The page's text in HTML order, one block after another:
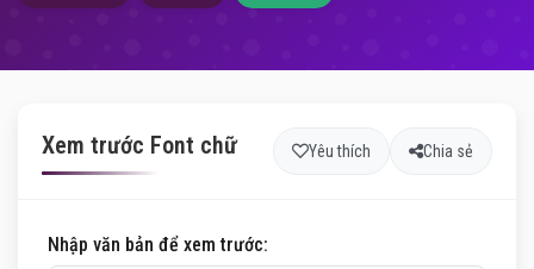
Xem trước Font chữ Yêu thích Chia sẻ
Nhập văn bản để xem trước: